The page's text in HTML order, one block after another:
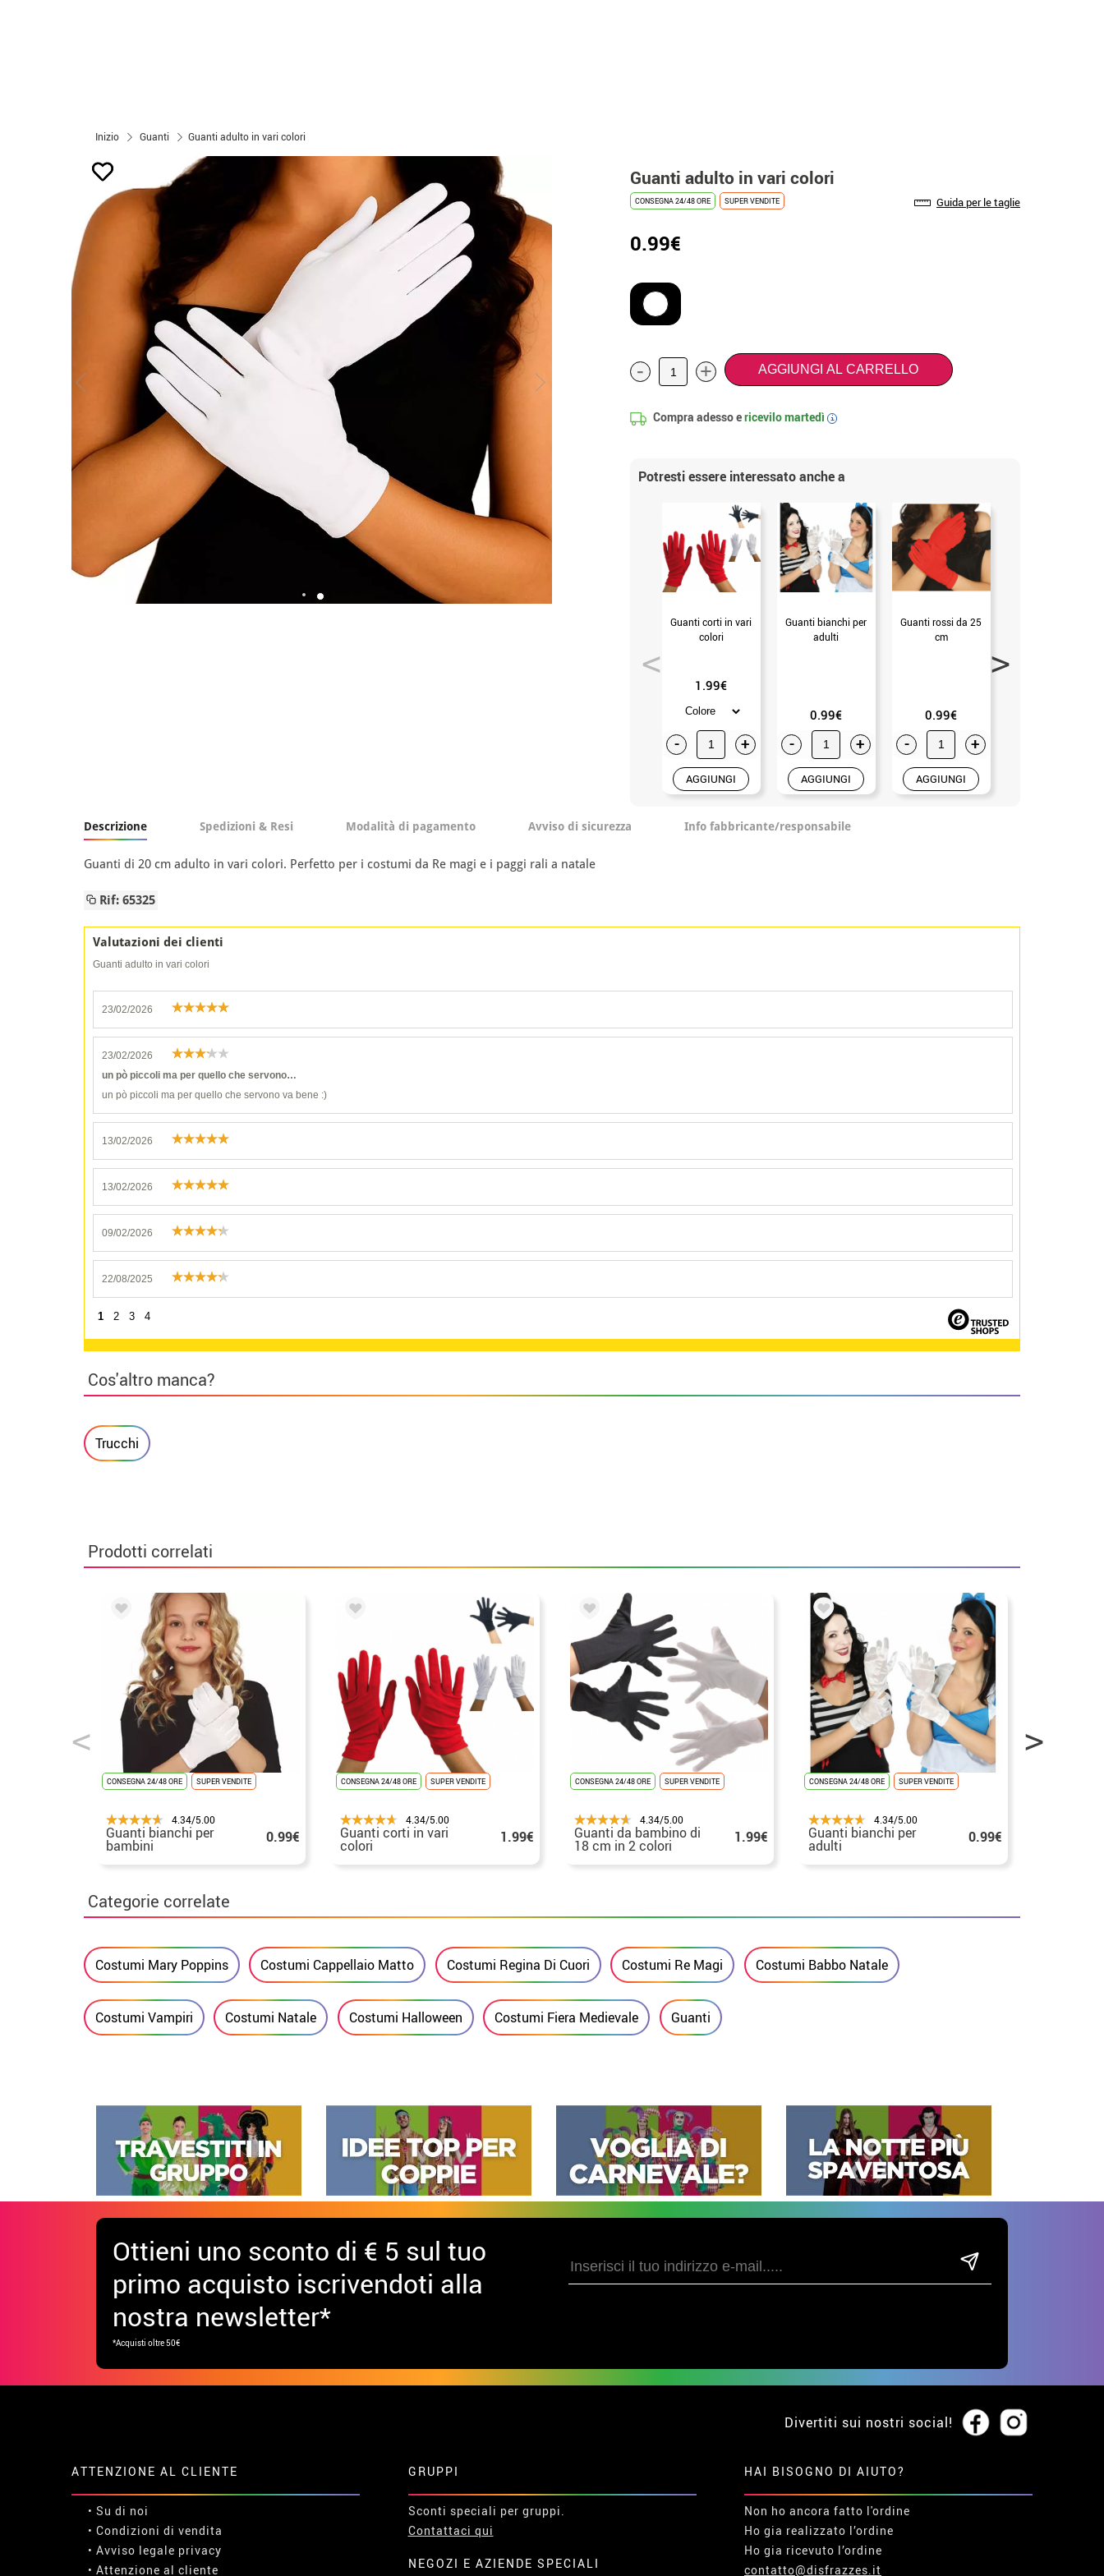
Inizio Guanti Guanti adulto in vari colori
Guanti adulto in vari colori
CONSEGNA 24/48 ORE SUPER VENDITE Guida per le taglie
0.99€
- + AGGIUNGI AL CARRELLO
Compra adesso ericevilomartedì i
Potresti essere interessato anche a
Guanti corti in vari
colori
1.99€
- +
AGGIUNGI
Guanti bianchi per
adulti
0.99€
- +
AGGIUNGI
Guanti rossi da 25
cm
0.99€
- +
AGGIUNGI
Descrizione Spedizioni & Resi Modalità di pagamento Avviso di sicurezza Info fabbricante/responsabile
Guanti di 20 cm adulto in vari colori. Perfetto per i costumi da Re magi e i paggi rali a natale
Rif: 65325
Valutazioni dei clienti
Guanti adulto in vari colori
23/02/2026
23/02/2026
un pò piccoli ma per quello che servono…
un pò piccoli ma per quello che servono va bene :)
13/02/2026
13/02/2026
09/02/2026
22/08/2025
1 2 3 4
Cos'altro manca?
Trucchi
Prodotti correlati
CONSEGNA 24/48 ORE SUPER VENDITE
4.34/5.00
Guanti bianchi per
bambini 0.99€
CONSEGNA 24/48 ORE SUPER VENDITE
4.34/5.00
Guanti corti in vari
colori 1.99€
CONSEGNA 24/48 ORE SUPER VENDITE
4.34/5.00
Guanti da bambino di
18 cm in 2 colori 1.99€
CONSEGNA 24/48 ORE SUPER VENDITE
4.34/5.00
Guanti bianchi per
adulti 0.99€
Categorie correlate
Costumi Mary Poppins Costumi Cappellaio Matto Costumi Regina Di Cuori Costumi Re Magi Costumi Babbo Natale
Costumi Vampiri Costumi Natale Costumi Halloween Costumi Fiera Medievale Guanti
Ottieni uno sconto di € 5 sul tuo
primo acquisto iscrivendoti alla
nostra newsletter*
*Acquisti oltre 50€
Divertiti sui nostri social!
ATTENZIONE AL CLIENTE
• Su di noi
• Condizioni di vendita
• Avviso legale privacy
• Attenzione al cliente
GRUPPI
Sconti speciali per gruppi.
Contattaci qui
NEGOZI E AZIENDE SPECIALI
HAI BISOGNO DI AIUTO?
Non ho ancora fatto l'ordine
Ho gia realizzato l’ordine
Ho gia ricevuto l’ordine
contatto@disfrazzes.it